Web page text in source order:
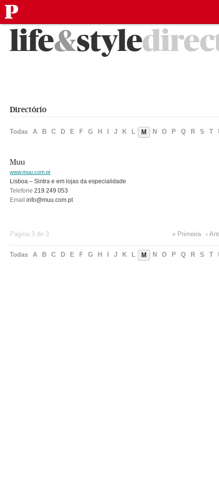
Saltarlife&style
Directório
Todas A B C D E F G H J K L M N O P Q R S T
Muu
www.muu.com.pt
Lisboa – Sintra e em lojas da especialidade
Telefone 219 249 053
Email info@muu.com.pt
Página 3 de 3 « Primeira ‹
Todas A B C D E F G H J K L M N O P Q R S T